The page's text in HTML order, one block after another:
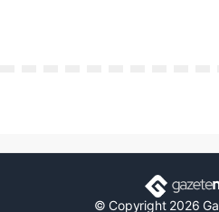
© Copyright 2026